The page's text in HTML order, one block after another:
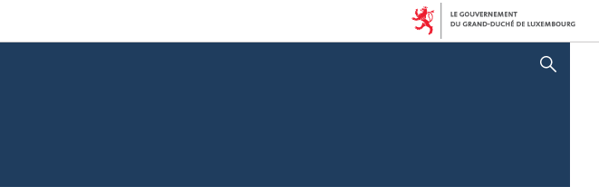
AFFICHER / MASQUER LA RECHERCHE